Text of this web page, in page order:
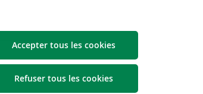
Accepter tous les cookies
Refuser tous les cookies